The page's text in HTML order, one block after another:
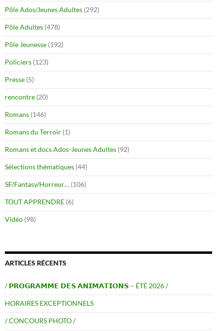
Pôle Ados/Jeunes Adultes (292)
Pôle Adultes (478)
Pôle Jeunesse (192)
Policiers (123)
Presse (5)
rencontre (20)
Romans (146)
Romans du Terroir (1)
Romans et docs Ados-Jeunes Adultes (92)
Sélections thématiques (44)
SF/Fantasy/Horreur… (106)
TOUT APPRENDRE (6)
Vidéo (98)
ARTICLES RÉCENTS
/ 𝗣𝗥𝗢𝗚𝗥𝗔𝗠𝗠𝗘 𝗗𝗘𝗦 𝗔𝗡𝗜𝗠𝗔𝗧𝗜𝗢𝗡𝗦 – ÉTÉ 2026 /
HORAIRES EXCEPTIONNELS
/ CONCOURS PHOTO /